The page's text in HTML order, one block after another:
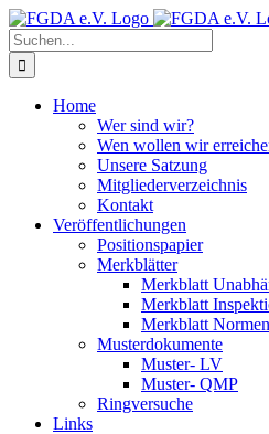
Zum
Inhalt
springen
Suche
nach:
Home
Wer sind wir?
Wen wollen wir
Unsere Satzung
Mitgliederverzeichnis
Kontakt
Veröffentlichungen
Positionspapier
Merkblätter
Merkblatt
Merkblatt
Merkblatt
Musterdokumente
Muster- LV
Muster- QMP
Ringversuche
Links